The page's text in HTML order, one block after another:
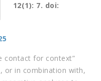
12(1): 7. doi:
contact for context”
or in combination with,